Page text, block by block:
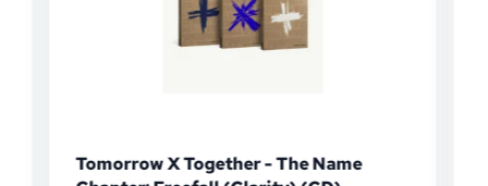
Tomorrow X Together - The Name